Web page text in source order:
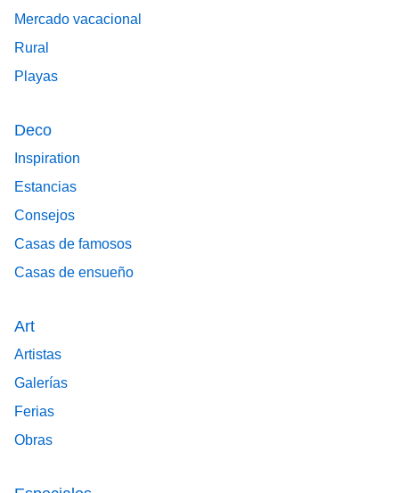
Mercado vacacional
Rural
Playas
Deco
Inspiration
Estancias
Consejos
Casas de famosos
Casas de ensueño
Art
Artistas
Galerías
Ferias
Obras